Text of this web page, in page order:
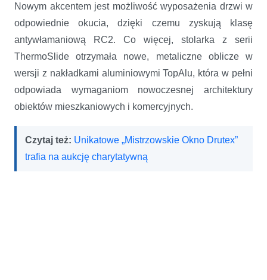
Nowym akcentem jest możliwość wyposażenia drzwi w
odpowiednie okucia, dzięki czemu zyskują klasę
antywłamaniową RC2. Co więcej, stolarka z serii
ThermoSlide otrzymała nowe, metaliczne oblicze w
wersji z nakładkami aluminiowymi TopAlu, która w pełni
odpowiada wymaganiom nowoczesnej architektury
obiektów mieszkaniowych i komercyjnych.
Czytaj też: Unikatowe „Mistrzowskie Okno Drutex”
trafia na aukcję charytatywną